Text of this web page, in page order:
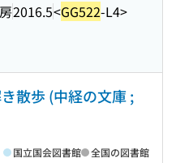
2016.5<GG522-L4>
散歩 (中経の文庫 ;
国立国会図書館 全国の図書館